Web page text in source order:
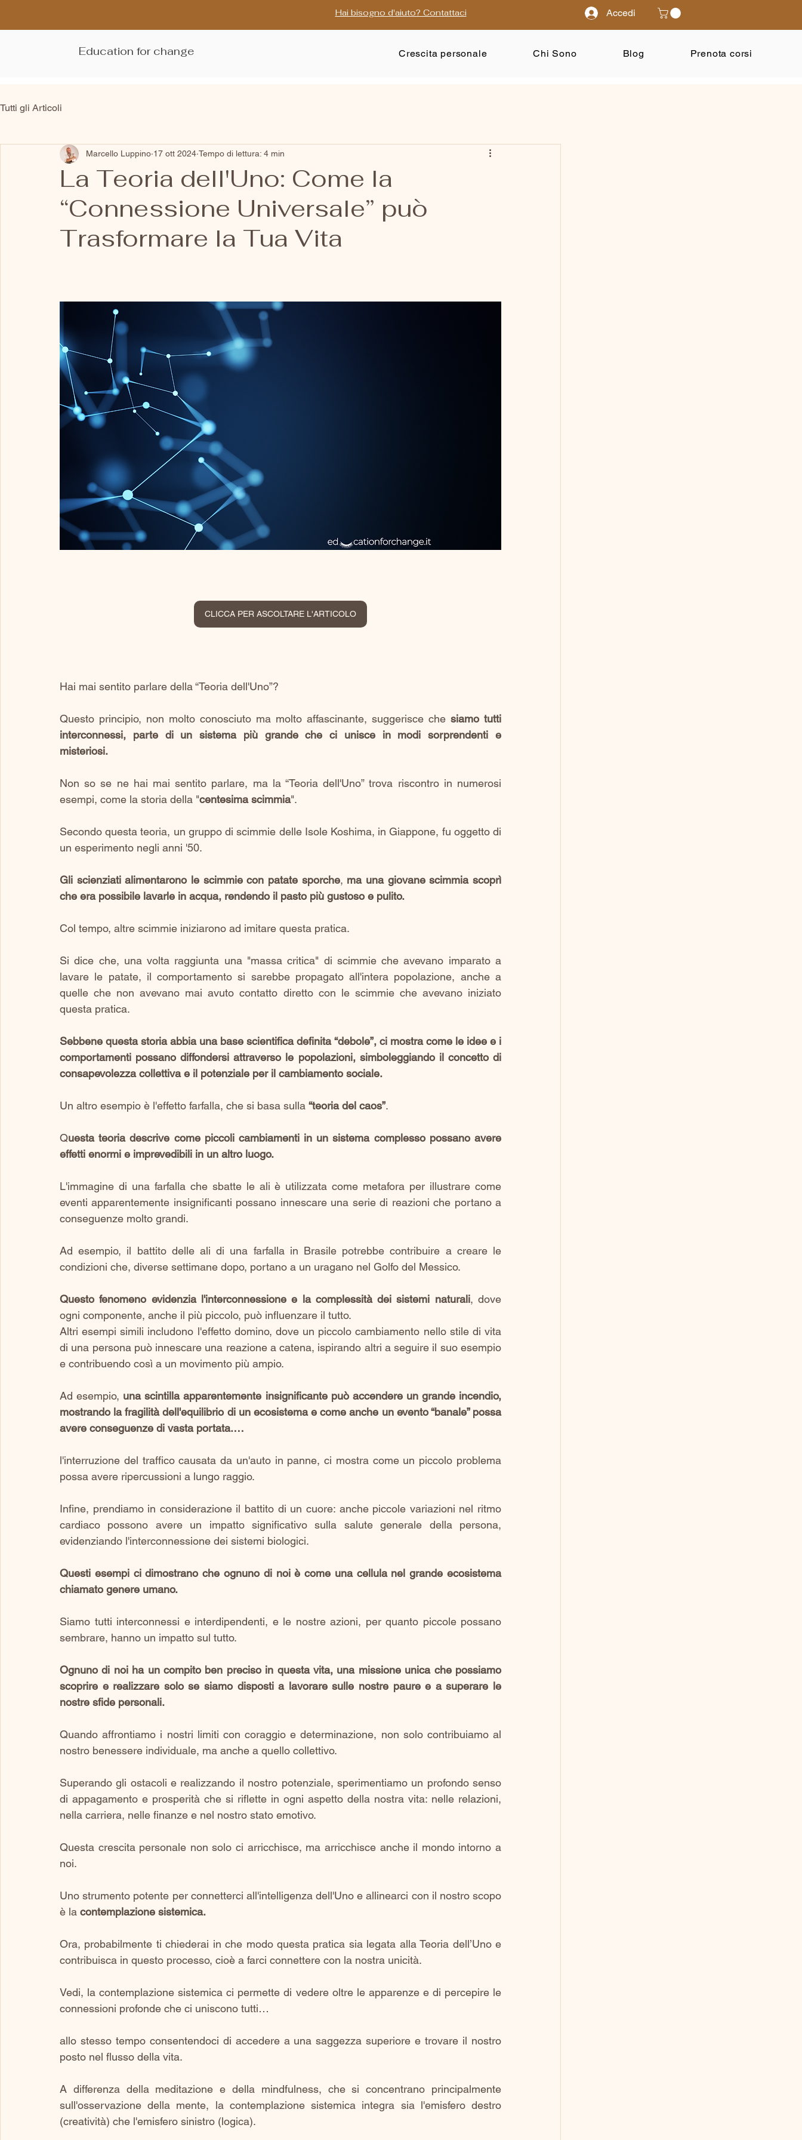
Hai bisogno d'aiuto? Contattaci Accedi
Education for change Crescita personale Chi Sono Blog Prenota corsi
Tutti gli Articoli
La Teoria dell'Uno: Come la
“Connessione Universale” può
Trasformare la Tua Vita
Marcello Luppino 17 ott 2024 Tempo di lettura: 4 min
CLICCA PER ASCOLTARE L'ARTICOLO
Hai mai sentito parlare della “Teoria dell'Uno”?
Questo principio, non molto conosciuto ma molto affascinante, suggerisce che siamo tutti
interconnessi, parte di un sistema più grande che ci unisce in modi sorprendenti e
misteriosi.
Non so se ne hai mai sentito parlare, ma la “Teoria dell'Uno” trova riscontro in numerosi
esempi, come la storia della "centesima scimmia".
Secondo questa teoria, un gruppo di scimmie delle Isole Koshima, in Giappone, fu oggetto di
un esperimento negli anni '50.
Gli scienziati alimentarono le scimmie con patate sporche, ma una giovane scimmia scoprì
che era possibile lavarle in acqua, rendendo il pasto più gustoso e pulito.
Col tempo, altre scimmie iniziarono ad imitare questa pratica.
Si dice che, una volta raggiunta una "massa critica" di scimmie che avevano imparato a
lavare le patate, il comportamento si sarebbe propagato all'intera popolazione, anche a
quelle che non avevano mai avuto contatto diretto con le scimmie che avevano iniziato
questa pratica.
Sebbene questa storia abbia una base scientifica definita “debole”, ci mostra come le idee e i
comportamenti possano diffondersi attraverso le popolazioni, simboleggiando il concetto di
consapevolezza collettiva e il potenziale per il cambiamento sociale.
Un altro esempio è l'effetto farfalla, che si basa sulla “teoria del caos”.
Questa teoria descrive come piccoli cambiamenti in un sistema complesso possano avere
effetti enormi e imprevedibili in un altro luogo.
L'immagine di una farfalla che sbatte le ali è utilizzata come metafora per illustrare come
eventi apparentemente insignificanti possano innescare una serie di reazioni che portano a
conseguenze molto grandi.
Ad esempio, il battito delle ali di una farfalla in Brasile potrebbe contribuire a creare le
condizioni che, diverse settimane dopo, portano a un uragano nel Golfo del Messico.
Questo fenomeno evidenzia l'interconnessione e la complessità dei sistemi naturali, dove
ogni componente, anche il più piccolo, può influenzare il tutto.
Altri esempi simili includono l'effetto domino, dove un piccolo cambiamento nello stile di vita
di una persona può innescare una reazione a catena, ispirando altri a seguire il suo esempio
e contribuendo così a un movimento più ampio.
Ad esempio, una scintilla apparentemente insignificante può accendere un grande incendio,
mostrando la fragilità dell'equilibrio di un ecosistema e come anche un evento “banale” possa
avere conseguenze di vasta portata.…
l'interruzione del traffico causata da un'auto in panne, ci mostra come un piccolo problema
possa avere ripercussioni a lungo raggio.
Infine, prendiamo in considerazione il battito di un cuore: anche piccole variazioni nel ritmo
cardiaco possono avere un impatto significativo sulla salute generale della persona,
evidenziando l'interconnessione dei sistemi biologici.
Questi esempi ci dimostrano che ognuno di noi è come una cellula nel grande ecosistema
chiamato genere umano.
Siamo tutti interconnessi e interdipendenti, e le nostre azioni, per quanto piccole possano
sembrare, hanno un impatto sul tutto.
Ognuno di noi ha un compito ben preciso in questa vita, una missione unica che possiamo
scoprire e realizzare solo se siamo disposti a lavorare sulle nostre paure e a superare le
nostre sfide personali.
Quando affrontiamo i nostri limiti con coraggio e determinazione, non solo contribuiamo al
nostro benessere individuale, ma anche a quello collettivo.
Superando gli ostacoli e realizzando il nostro potenziale, sperimentiamo un profondo senso
di appagamento e prosperità che si riflette in ogni aspetto della nostra vita: nelle relazioni,
nella carriera, nelle finanze e nel nostro stato emotivo.
Questa crescita personale non solo ci arricchisce, ma arricchisce anche il mondo intorno a
noi.
Uno strumento potente per connetterci all'intelligenza dell'Uno e allinearci con il nostro scopo
è la contemplazione sistemica.
Ora, probabilmente ti chiederai in che modo questa pratica sia legata alla Teoria dell’Uno e
contribuisca in questo processo, cioè a farci connettere con la nostra unicità.
Vedi, la contemplazione sistemica ci permette di vedere oltre le apparenze e di percepire le
connessioni profonde che ci uniscono tutti…
allo stesso tempo consentendoci di accedere a una saggezza superiore e trovare il nostro
posto nel flusso della vita.
A differenza della meditazione e della mindfulness, che si concentrano principalmente
sull'osservazione della mente, la contemplazione sistemica integra sia l'emisfero destro
(creatività) che l'emisfero sinistro (logica).